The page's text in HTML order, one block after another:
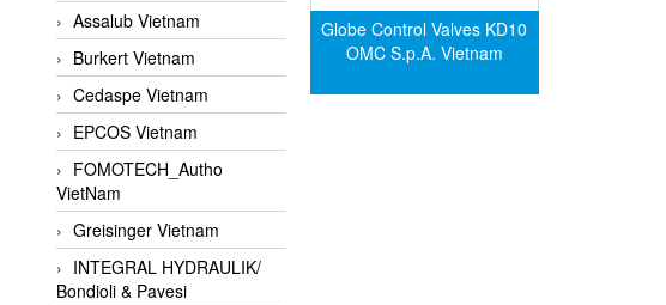
Assalub Vietnam
Burkert Vietnam
Cedaspe Vietnam
EPCOS Vietnam
FOMOTECH_Autho
VietNam
Greisinger Vietnam
INTEGRAL HYDRAULIK/
Bondioli & Pavesi
Globe Control Valves KD10
OMC S.p.A. Vietnam